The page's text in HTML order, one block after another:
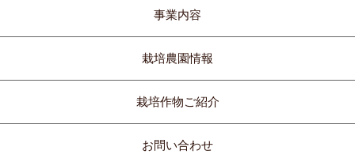
事業内容
栽培農園情報
栽培作物ご紹介
お問い合わせ